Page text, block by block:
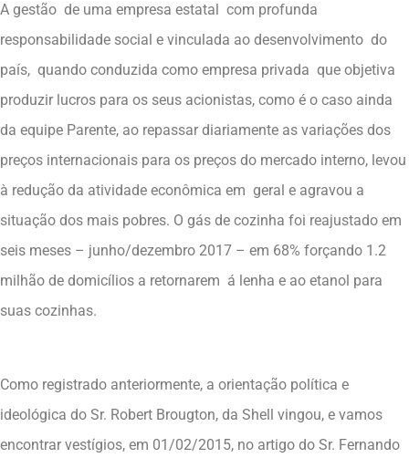
A gestão de uma empresa estatal com profunda
responsabilidade social e vinculada ao desenvolvimento do
país, quando conduzida como empresa privada que objetiva
produzir lucros para os seus acionistas, como é o caso ainda
da equipe Parente, ao repassar diariamente as variações dos
preços internacionais para os preços do mercado interno, levou
à redução da atividade econômica em geral e agravou a
situação dos mais pobres. O gás de cozinha foi reajustado em
seis meses – junho/dezembro 2017 – em 68% forçando 1.2
milhão de domicílios a retornarem á lenha e ao etanol para
suas cozinhas.
Como registrado anteriormente, a orientação política e
ideológica do Sr. Robert Brougton, da Shell vingou, e vamos
encontrar vestígios, em 01/02/2015, no artigo do Sr. Fernando